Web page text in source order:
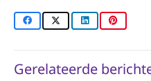
Gerelateerde